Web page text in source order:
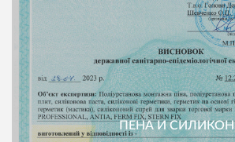
ПЕНА И СИЛИКОН